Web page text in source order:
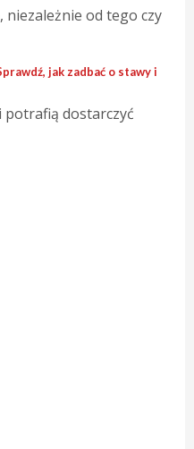
niezależnie od tego czy
jak zadbać o stawy i
dostarczyć